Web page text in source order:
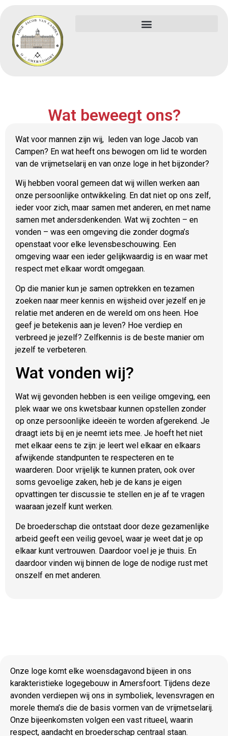
Wat beweegt ons?
Wat voor mannen zijn wij, leden van loge Jacob van
Campen? En wat heeft ons bewogen om lid te worden
van de vrijmetselarij en van onze loge in het bijzonder?
Wij hebben vooral gemeen dat wij willen werken aan
onze persoonlijke ontwikkeling. En dat niet op ons zelf,
ieder voor zich, maar samen met anderen, en met name
samen met andersdenkenden. Wat wij zochten – en
vonden – was een omgeving die zonder dogma’s
openstaat voor elke levensbeschouwing. Een
omgeving waar een ieder gelijkwaardig is en waar met
respect met elkaar wordt omgegaan.
Op die manier kun je samen optrekken en tezamen
zoeken naar meer kennis en wijsheid over jezelf en je
relatie met anderen en de wereld om ons heen. Hoe
geef je betekenis aan je leven? Hoe verdiep en
verbreed je jezelf? Zelfkennis is de beste manier om
jezelf te verbeteren.
Wat vonden wij?
Wat wij gevonden hebben is een veilige omgeving, een
plek waar we ons kwetsbaar kunnen opstellen zonder
op onze persoonlijke ideeën te worden afgerekend. Je
draagt iets bij en je neemt iets mee. Je hoeft het niet
met elkaar eens te zijn: je leert wel elkaar en elkaars
afwijkende standpunten te respecteren en te
waarderen. Door vrijelijk te kunnen praten, ook over
soms gevoelige zaken, heb je de kans je eigen
opvattingen ter discussie te stellen en je af te vragen
waaraan jezelf kunt werken.
De broederschap die ontstaat door deze gezamenlijke
arbeid geeft een veilig gevoel, waar je weet dat je op
elkaar kunt vertrouwen. Daardoor voel je je thuis. En
daardoor vinden wij binnen de loge de nodige rust met
onszelf en met anderen.
Onze loge komt elke woensdagavond bijeen in ons
karakteristieke logegebouw in Amersfoort. Tijdens deze
avonden verdiepen wij ons in symboliek, levensvragen en
morele thema’s die de basis vormen van de vrijmetselarij.
Onze bijeenkomsten volgen een vast ritueel, waarin
respect, aandacht en broederschap centraal staan.